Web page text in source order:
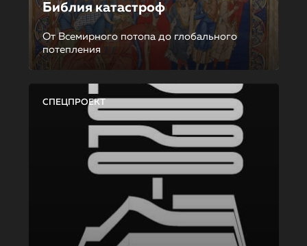
Библия катастроф
От Всемирного потопа до глобального
потепления
СПЕЦПРОЕКТ